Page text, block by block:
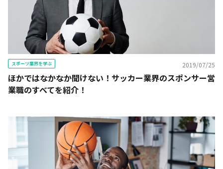
スポーツ業界を学ぶ 2019/07/25
ほかではなかなか聞けない！サッカー業界のスポンサー営
業職のすべてを紹介！